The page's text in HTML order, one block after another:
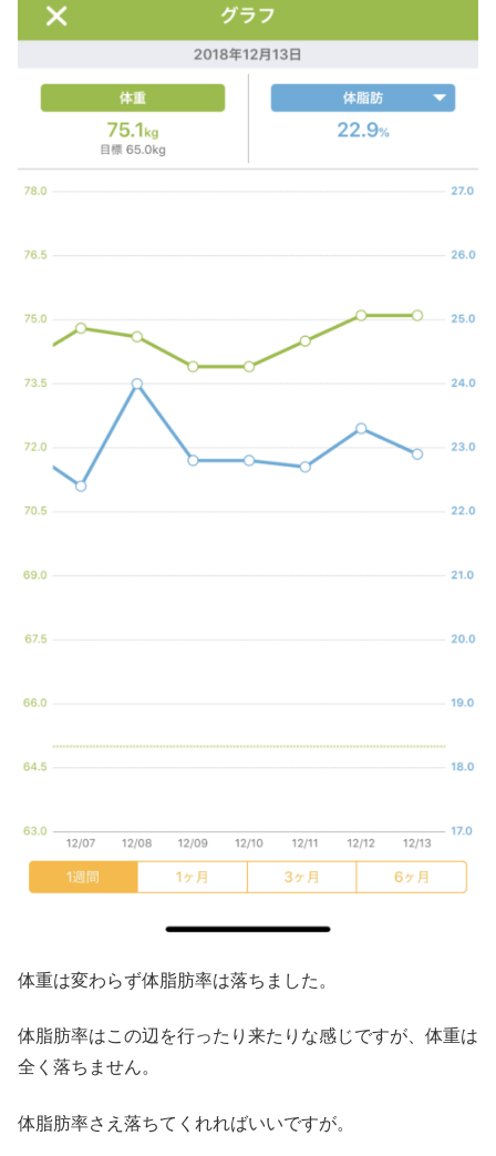
体重は変わらず体脂肪率は落ちました。
体脂肪率はこの辺を行ったり来たりな感じですが、体重は
全く落ちません。
体脂肪率さえ落ちてくれればいいですが。